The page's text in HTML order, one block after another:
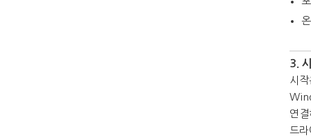
3.
시
연결
드